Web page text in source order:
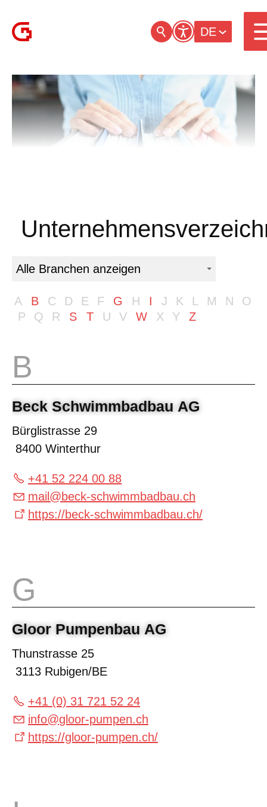
DE
A B C D E F G H I J K L M N
O
P
Q R S T U V W X Y Z
Beck Schwimmbadbau AG
Bürglistrasse 29
8400 Winterthur
+41 52 224 00 88
mail @beck-schwimmbadbau.ch
https://beck-schwimmbadbau.ch/
Gloor Pumpenbau AG
Thunstrasse 25
3113 Rubigen/BE
+41 (0) 31 721 52 24
info@gloor-pumpen.ch
https://gloor-pumpen.ch/